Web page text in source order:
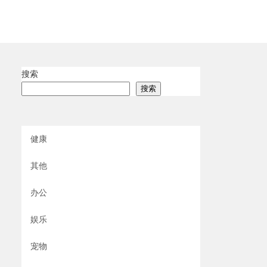
搜索
搜索
健康
其他
办公
娱乐
宠物